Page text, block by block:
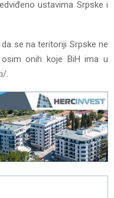
ustavima Srpske i
se na teritoriji Srpske ne
osim onih koje BiH ima u
.